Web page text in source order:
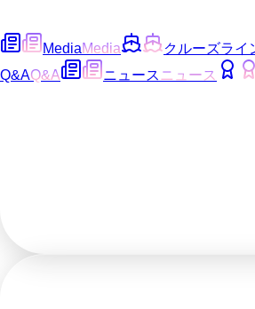
MediaMedia クルーズライ
Q&AQ&A ニュース ニュース